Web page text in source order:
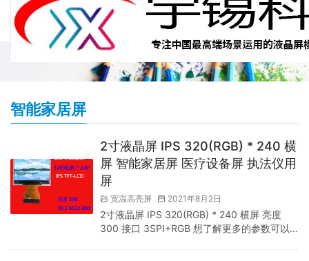
智能家居屏
2寸液晶屏 IPS 320(RGB) * 240 横
屏 智能家居屏 医疗设备屏 执法仪用
屏
宽温高亮屏 2021年8月2日
2寸液晶屏 IPS 320(RGB) * 240 横屏 亮度
300 接口 3SPI+RGB 想了解更多的参数可以